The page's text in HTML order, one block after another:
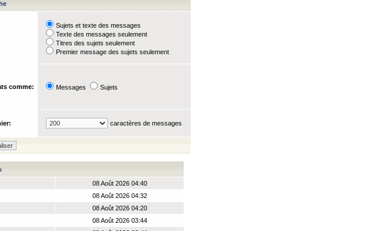
Sujets et texte des messages
Texte des messages seulement
Titres des sujets seulement
Premier message des sujets seulement
comme: Messages Sujets
caractères de messages
08 Août 2026 04:40
08 Août 2026 04:32
08 Août 2026 04:20
08 Août 2026 03:44